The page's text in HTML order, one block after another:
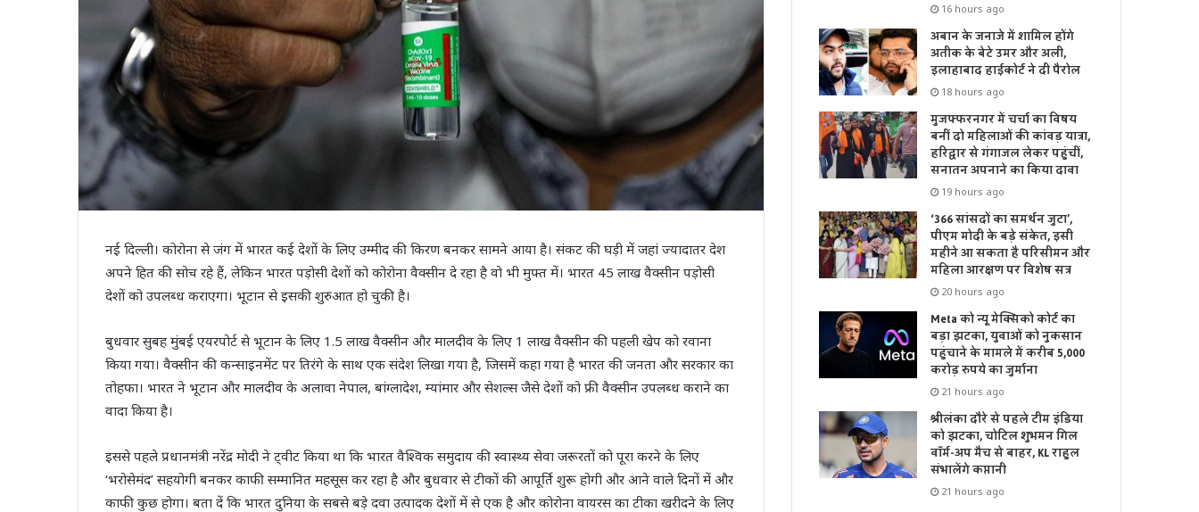
नई दिल्ली। कोरोना से जंग में भारत कई देशों के लिए उम्मीद की किरण बनकर सामने आया है। संकट की घड़ी में जहां ज्यादातर देश
अपने हित की सोच रहे हैं, लेकिन भारत पड़ोसी देशों को कोरोना वैक्सीन दे रहा है वो भी मुफ्त में। भारत 45 लाख वैक्सीन पड़ोसी
देशों को उपलब्‍ध कराएगा। भूटान से इसकी शुरुआत हो चुकी है।
बुधवार सुबह मुंबई एयरपोर्ट से भूटान के लिए 1.5 लाख वैक्सीन और मालदीव के लिए 1 लाख वैक्‍सीन की पहली खेप को रवाना
किया गया। वैक्सीन की कन्साइनमेंट पर तिरंगे के साथ एक संदेश लिखा गया है, जिसमें कहा गया है भारत की जनता और सरकार का
तोहफा। भारत ने भूटान और मालदीव के अलावा नेपाल, बांग्लादेश, म्यांमार और सेशल्स जैसे देशों को फ्री वैक्‍सीन उपलब्‍ध कराने का
वादा किया है।
इससे पहले प्रधानमंत्री नरेंद्र मोदी ने ट्वीट किया था कि भारत वैश्विक समुदाय की स्वास्थ्य सेवा जरूरतों को पूरा करने के लिए
‘भरोसेमंद’ सहयोगी बनकर काफी सम्मानित महसूस कर रहा है और बुधवार से टीकों की आपूर्ति शुरू होगी और आने वाले दिनों में और
काफी कुछ होगा। बता दें कि भारत दुनिया के सबसे बड़े दवा उत्पादक देशों में से एक है और कोरोना वायरस का टीका खरीदने के लिए
16 hours ago
अबान के जनाजे में शामिल होंगे
अतीक के बेटे उमर और अली,
इलाहाबाद हाईकोर्ट ने दी पैरोल
18 hours ago
मुजफ्फरनगर में चर्चा का विषय
बनीं दो महिलाओं की कांवड़ यात्रा,
हरिद्वार से गंगाजल लेकर पहुंचीं,
सनातन अपनाने का किया दावा
19 hours ago
‘366 सांसदों का समर्थन जुटा’,
पीएम मोदी के बड़े संकेत, इसी
महीने आ सकता है परिसीमन और
महिला आरक्षण पर विशेष सत्र
20 hours ago
Meta को न्यू मेक्सिको कोर्ट का
बड़ा झटका, युवाओं को नुकसान
पहुंचाने के मामले में करीब 5,000
करोड़ रुपये का जुर्माना
21 hours ago
श्रीलंका दौरे से पहले टीम इंडिया
को झटका, चोटिल शुभमन गिल
वॉर्म-अप मैच से बाहर, KL राहुल
संभालेंगे कप्तानी
21 hours ago